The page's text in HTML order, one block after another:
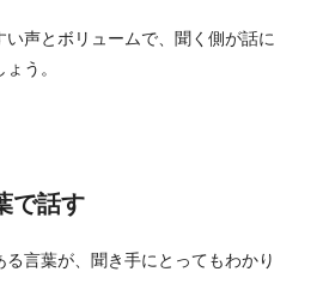
声とボリュームで、聞く側が話に
う。
で話す
言葉が、聞き手にとってもわかり